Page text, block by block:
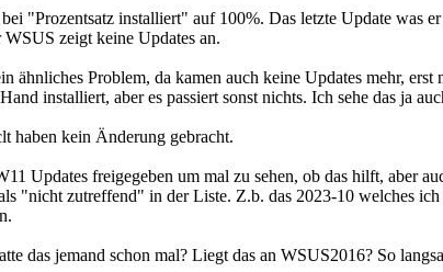
"Prozentsatz installiert" auf 100%. Das letzte Update was
zeigt keine Updates an.
ähnliches Problem, da kamen auch keine Updates mehr,
installiert, aber es passiert sonst nichts. Ich sehe das ja
haben kein Änderung gebracht.
Updates freigegeben um mal zu sehen, ob das hilft, aber
"nicht zutreffend" in der Liste. Z.b. das 2023-10 welches
das jemand schon mal? Liegt das an WSUS2016? So